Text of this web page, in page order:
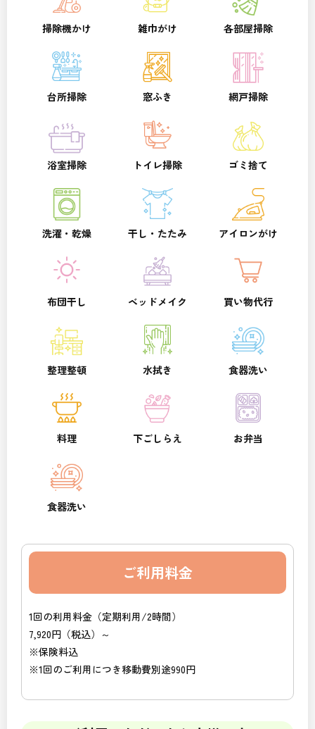
掃除機かけ 雑巾がけ 各部屋掃除
台所掃除 窓ふき 網戸掃除
浴室掃除 トイレ掃除 ゴミ捨て
洗濯・乾燥 干し・たたみ アイロンがけ
布団干し ベッドメイク 買い物代行
整理整頓 水拭き 食器洗い
料理 下ごしらえ お弁当
食器洗い
ご利用料金
1回の利用料金（定期利用/2時間）
7,920円（税込）～
※保険料込
※1回のご利用につき移動費別途990円